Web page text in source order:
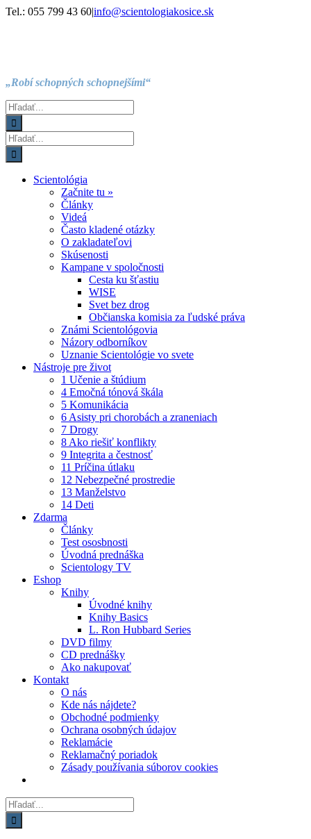
Skip
Facebook
Instagram
YouTube
Tel.: 055 799 43 60|info@scientologiakosice.sk
„Robí schopných schopnejšími“
Hľadať:
Hľadať:
Scientológia
Začnite tu »
Články
Videá
Často kladené otázky
O zakladateľovi
Skúsenosti
Kampane v spoločnosti
Cesta ku šťastiu
WISE
Svet bez drog
Občianska komisia za ľudské práva
Známi Scientológovia
Názory odborníkov
Uznanie Scientológie vo svete
Nástroje pre život
1 Učenie a štúdium
4 Emočná tónová škála
5 Komunikácia
6 Asisty pri chorobách a zraneniach
7 Drogy
8 Ako riešiť konflikty
9 Integrita a čestnosť
11 Príčina útlaku
12 Nebezpečné prostredie
13 Manželstvo
14 Deti
Zdarma
Články
Test ososbnosti
Úvodná prednáška
Scientology TV
Eshop
Knihy
Úvodné knihy
Knihy Basics
L. Ron Hubbard Series
DVD filmy
CD prednášky
Ako nakupovať
Kontakt
O nás
Kde nás nájdete?
Obchodné podmienky
Ochrana osobných údajov
Reklamácie
Reklamačný poriadok
Zásady používania súborov cookies
Hľadať: